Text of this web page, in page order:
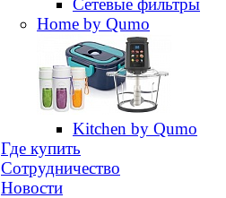
Сетевые фильтры
Home by Qumo
Kitchen by Qumo
Где купить
Сотрудничество
Новости